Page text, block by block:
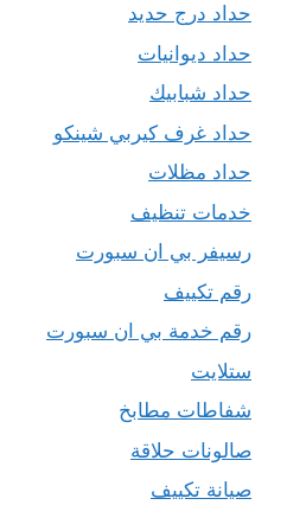
حداد درج حديد
حداد ديوانيات
حداد شبابيك
حداد غرف كيربي شينكو
حداد مظلات
خدمات تنظيف
رسيفر بي ان سبورت
رقم تكييف
رقم خدمة بي ان سبورت
ستلايت
شفاطات مطابخ
صالونات حلاقة
صيانة تكييف